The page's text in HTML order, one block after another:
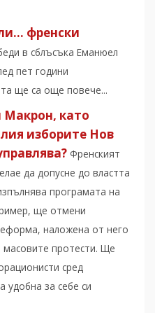
френски
в сблъсъка Еманюел
пет години
ще са още повече...
Макрон, като
изборите Нов
Френският
да допусне до властта
програмата на
ще отмени
наложена от него
протести. Ще
сред
удобна за себе си